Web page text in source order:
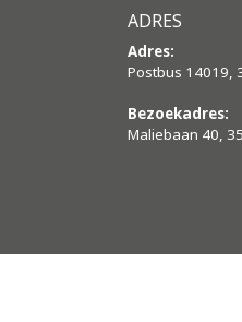
ADRES
Adres:
Postbus 14019,
Bezoekadres:
Maliebaan 40,